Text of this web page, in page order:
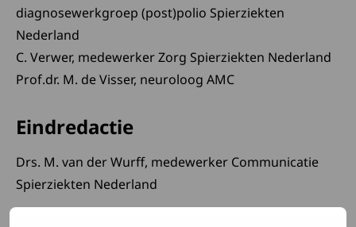
diagnosewerkgroep (post)polio Spierziekten
Nederland
C. Verwer, medewerker Zorg Spierziekten Nederland
Prof.dr. M. de Visser, neuroloog AMC
Eindredactie
Drs. M. van der Wurff, medewerker Communicatie
Spierziekten Nederland